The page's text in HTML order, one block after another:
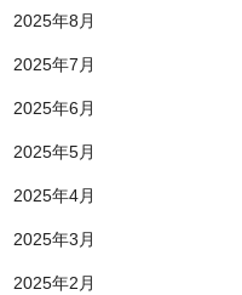
2025年8月
2025年7月
2025年6月
2025年5月
2025年4月
2025年3月
2025年2月